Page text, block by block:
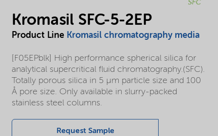
Kromasil SFC-5-2EP
Product Line Kromasil chromatography media
[F05EPblk] High performance spherical silica for
analytical supercritical fluid chromatography.(SFC).
Totally porous silica in 5 µm particle size and 100
Å pore size. Only available in slurry-packed
stainless steel columns.
Request Sample